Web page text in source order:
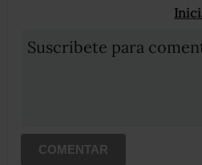
Suscribete para
COMENTAR